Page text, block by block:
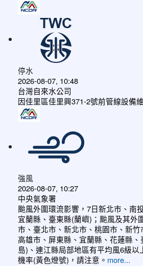
停水
2026-08-07, 10:48
台灣自來水公司
因佳里區佳里興371-2號前管線設備
強風
2026-08-07, 10:27
中央氣象署
颱風外圍環流影響，7日新北市、南
宜蘭縣、臺東縣(蘭嶼)；颱風及其外
市、臺北市、新北市、桃園市、新竹
高雄市、屏東縣、宜蘭縣、花蓮縣
島)、連江縣局部地區有平均風6級以
機率(黃色燈號)，請注意。 more...